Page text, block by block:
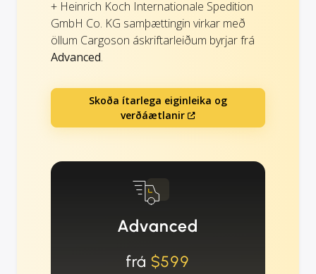
+ Heinrich Koch Internationale Spedition
GmbH Co. KG samþættingin virkar með
öllum Cargoson áskriftarleiðum byrjar frá
Advanced.
Skoða ítarlega eiginleika og
verðáætlanir
Advanced
frá $599